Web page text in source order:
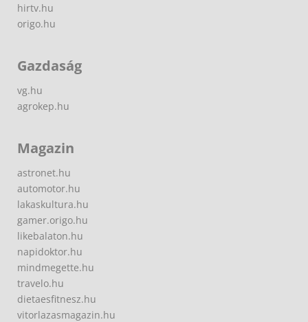
hirtv.hu
origo.hu
Gazdaság
vg.hu
agrokep.hu
Magazin
astronet.hu
automotor.hu
lakaskultura.hu
gamer.origo.hu
likebalaton.hu
napidoktor.hu
mindmegette.hu
travelo.hu
dietaesfitnesz.hu
vitorlazasmagazin.hu